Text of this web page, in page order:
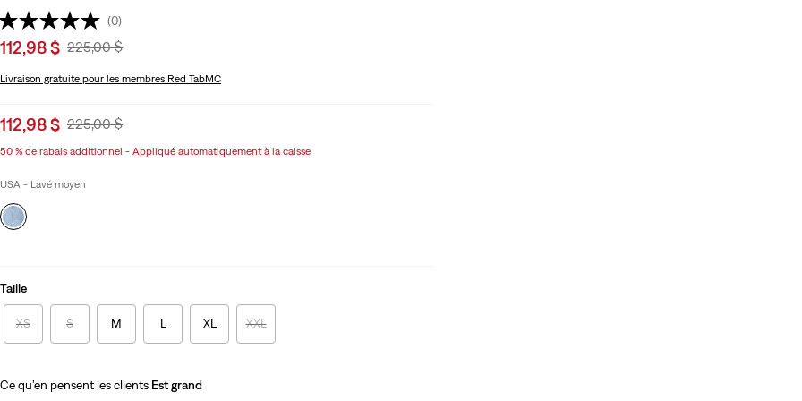
(0)
Sale
is
112,98 $ Original
Was
225,00 $
Livraison gratuite pour les membres Red TabMC
Sale
is
112,98 $ Original
225,00 $
50 % de rabais additionnel - Appliqué automatiquement à la caisse
USA - Lavé moyen
Taille
XS S M L XL XXL
Ce qu’en pensent les clients Est grand